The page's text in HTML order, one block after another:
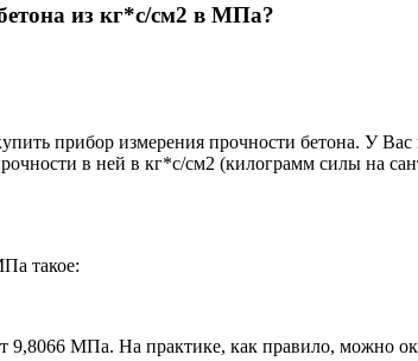
из кг*с/см2 в МПа?
прибор измерения прочности бетона. У Вас
в ней в кг*с/см2 (килограмм силы на
такое:
9,8066 МПа. На практике, как правило, можно